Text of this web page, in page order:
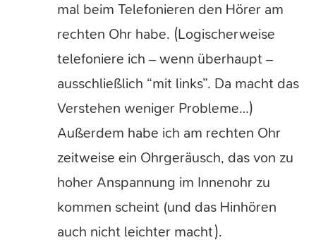
mal beim Telefonieren den Hörer am
rechten Ohr habe. (Logischerweise
telefoniere ich – wenn überhaupt –
ausschließlich “mit links”. Da macht das
Verstehen weniger Probleme…)
Außerdem habe ich am rechten Ohr
zeitweise ein Ohrgeräusch, das von zu
hoher Anspannung im Innenohr zu
kommen scheint (und das Hinhören
auch nicht leichter macht).